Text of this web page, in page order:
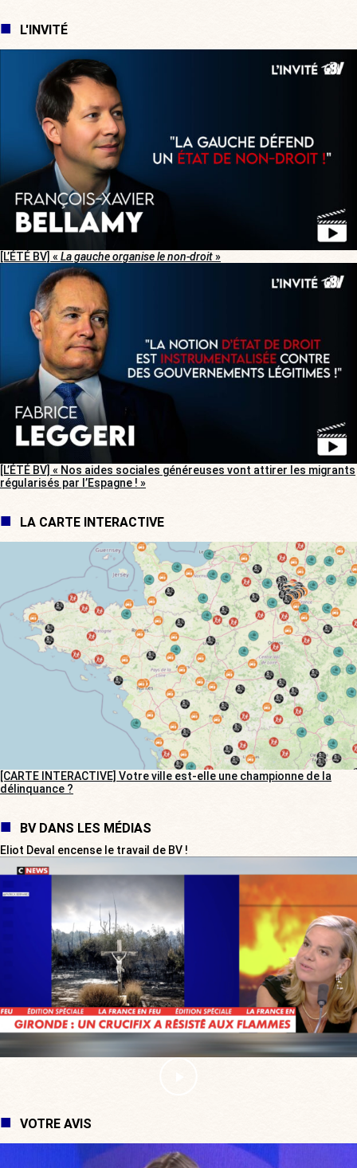
L'INVITÉ
[L’ÉTÉ BV] « La gauche organise le non-droit»
[L’ÉTÉ BV] « Nos aides sociales généreuses vont attirer les migrants
régularisés par l’Espagne ! »
LA CARTE INTERACTIVE
[CARTE INTERACTIVE] Votre ville est-elle une championne de la
délinquance ?
BV DANS LES MÉDIAS
Eliot Deval encense le travail de BV !
VOTRE AVIS